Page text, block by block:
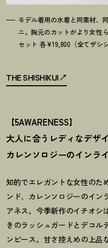
モデル着用の水着と同素材、
ニ。胸元のカットがより女性
セット 各¥19,800（全てザシシ
THE SHISHIKUI
【5AWARENESS】
大人に合うレディなデザ
カレンソロジーのインラ
知的でエレガントな女性のた
ンド、カレンソロジーのイン
アネス。今季新作のイチオシ
きのラッシュガードとデコル
ンピース。甘さ控えめの上品